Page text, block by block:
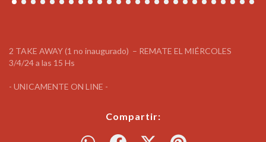
2 TAKE AWAY (1 no inaugurado) – REMATE EL MIÉRCOLES
3/4/24 a las 15 Hs
- UNICAMENTE ON LINE -
Compartir: